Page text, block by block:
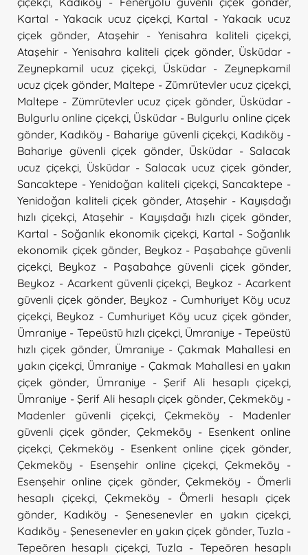
Kartal - Yakacık ucuz çiçekçi, Kartal - Yakacık ucuz
çiçek gönder
Ataşehir - Yenisahra kaliteli çiçekçi
Ataşehir - Yenisahra kaliteli çiçek gönder, Üsküdar -
Zeynepkamil ucuz çiçekçi
Üsküdar - Zeynepkamil
ucuz çiçek gönder Maltepe - Zümrütevler ucuz çiçekçi
Maltepe - Zümrütevler ucuz çiçek gönder Üsküdar -
Bulgurlu online çiçekçi, Üsküdar - Bulgurlu online çiçek
gönder Kadıköy - Bahariye güvenli çiçekçi, Kadıköy -
Bahariye güvenli çiçek gönder, Üsküdar - Salacak
ucuz çiçekçi Üsküdar - Salacak ucuz çiçek gönder
Sancaktepe - Yenidoğan kaliteli çiçekçi,Sancaktepe -
Yenidoğan kaliteli çiçek gönder, Ataşehir - Kayışdağı
hızlı çiçekçi Ataşehir - Kayışdağı hızlı çiçek gönder
Kartal - Soğanlık ekonomik çiçekçi Kartal - Soğanlık
ekonomik çiçek gönder Beykoz - Paşabahçe güvenli
çiçekçi
Beykoz - Paşabahçe güvenli çiçek gönder
Beykoz - Acarkent güvenli çiçekçi Beykoz - Acarkent
güvenli çiçek gönder Beykoz - Cumhuriyet Köy ucuz
çiçekçi Beykoz - Cumhuriyet Köy ucuz çiçek gönder
Ümraniye - Tepeüstü hızlı çiçekçi Ümraniye - Tepeüstü
hızlı çiçek gönder, Ümraniye - Çakmak Mahallesi en
yakın çiçekçi Ümraniye - Çakmak Mahallesi en yakın
çiçek gönder
Ümraniye - Şerif Ali hesaplı çiçekçi
Ümraniye - Şerif Ali hesaplı çiçek gönder,Çekmeköy -
Madenler güvenli çiçekçi,Çekmeköy - Madenler
güvenli çiçek gönder
Çekmeköy - Esenkent online
çiçekçi ,Çekmeköy - Esenkent online çiçek gönder
Çekmeköy - Esenşehir online çiçekçi, Çekmeköy -
Esenşehir online çiçek gönder, Çekmeköy - Ömerli
hesaplı çiçekçi, Çekmeköy - Ömerli hesaplı çiçek
gönder
Kadıköy - Şenesenevler en yakın çiçekçi
Kadıköy - Şenesenevler en yakın çiçek gönder, Tuzla -
Tepeören hesaplı çiçekçi,Tuzla - Tepeören hesaplı